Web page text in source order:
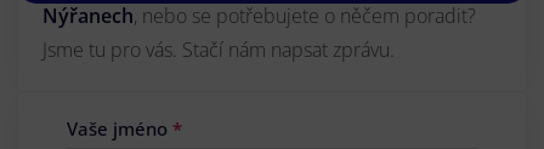
Nýřanech, nebo se potřebujete o něčem poradit?
Jsme tu pro vás. Stačí nám napsat zprávu.
Vaše jméno *